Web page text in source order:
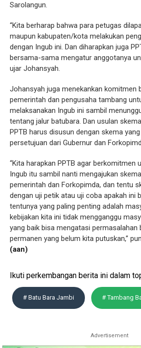
Sarolangun.
“Kita berharap bahwa para petugas
maupun kabupaten/kota melakukan
dengan Ingub ini. Dan diharapkan juga
bersama-sama mengatur anggotanya
ujar Johansyah.
Johansyah juga menekankan komitmen
pemerintah dan pengusaha tambang
melaksanakan Ingub ini sambil
tentang jalur batubara. Dan usulan
PPTB harus disusun dengan skema
persetujuan dari Gubernur dan
“Kita harapkan PPTB agar berkomitmen
Ingub itu sambil nanti mengajukan
pemerintah dan Forkopimda, dan tentu
dengan uji petik atau uji coba apakah ini
tentunya yang paling penting adalah
kebijakan kita ini tidak mengganggu
yang baik bisa mengatasi permasalahan
permanen yang belum kita putuskan,”
(aan)
Ikuti perkembangan berita ini dalam
# Batu Bara Jambi # Tambang
Advertisement